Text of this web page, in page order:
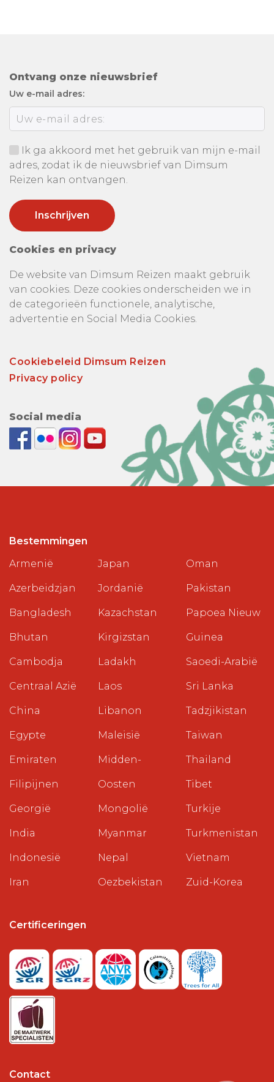
Ontvang onze nieuwsbrief
Uw e-mail adres:
Ik ga akkoord met het gebruik van mijn e-mail
adres, zodat ik de nieuwsbrief van Dimsum
Reizen kan ontvangen.
Cookies en privacy
De website van Dimsum Reizen maakt gebruik
van cookies. Deze cookies onderscheiden we in
de categorieën functionele, analytische,
advertentie en Social Media Cookies.
Cookiebeleid Dimsum Reizen
Privacy policy
Social media
Bestemmingen
Armenië
Azerbeidzjan
Bangladesh
Bhutan
Cambodja
Centraal Azië
China
Egypte
Emiraten
Filipijnen
Georgië
India
Indonesië
Iran
Japan
Jordanië
Kazachstan
Kirgizstan
Ladakh
Laos
Libanon
Maleisië
Midden-
Oosten
Mongolië
Myanmar
Nepal
Oezbekistan
Oman
Pakistan
Papoea Nieuw
Guinea
Saoedi-Arabië
Sri Lanka
Tadzjikistan
Taiwan
Thailand
Tibet
Turkije
Turkmenistan
Vietnam
Zuid-Korea
Certificeringen
Contact